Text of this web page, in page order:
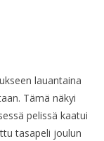
lauantaina
Tämä näkyi
pelissä kaatui
tasapeli joulun